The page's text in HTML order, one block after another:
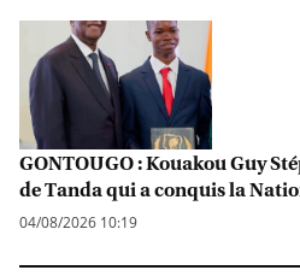
GONTOUGO : Kouakou Guy
de Tanda qui a conquis la
04/08/2026 10:19